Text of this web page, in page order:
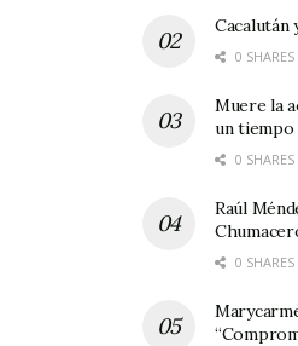
Cacalután
0 SHARES
Muere la
un tiempo
0 SHARES
Raúl
0 SHARES